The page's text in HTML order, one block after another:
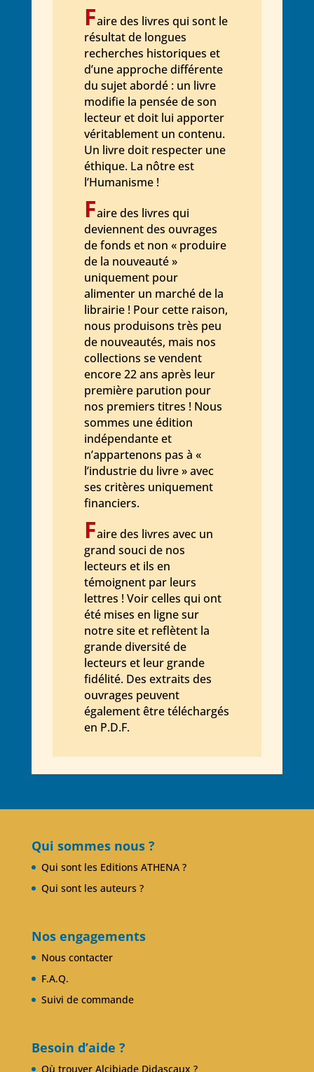
Faire des livres qui sont le
résultat de longues
recherches historiques et
d’une approche différente
du sujet abordé : un livre
modifie la pensée de son
lecteur et doit lui apporter
véritablement un contenu.
Un livre doit respecter une
éthique. La nôtre est
l’Humanisme !
Faire des livres qui
deviennent des ouvrages
de fonds et non « produire
de la nouveauté »
uniquement pour
alimenter un marché de la
librairie ! Pour cette raison,
nous produisons très peu
de nouveautés, mais nos
collections se vendent
encore 22 ans après leur
première parution pour
nos premiers titres ! Nous
sommes une édition
indépendante et
n’appartenons pas à «
l’industrie du livre » avec
ses critères uniquement
financiers.
Faire des livres avec un
grand souci de nos
lecteurs et ils en
témoignent par leurs
lettres ! Voir celles qui ont
été mises en ligne sur
notre site et reflètent la
grande diversité de
lecteurs et leur grande
fidélité. Des extraits des
ouvrages peuvent
également être téléchargés
en P.D.F.
Qui sommes nous ?
Qui sont les Editions ATHENA ?
Qui sont les auteurs ?
Nos engagements
Nous contacter
F.A.Q.
Suivi de commande
Besoin d’aide ?
Où trouver Alcibiade Didascaux ?